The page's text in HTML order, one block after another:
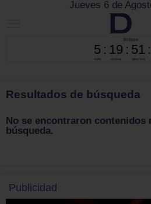
Jueves 6 de
Resultados de búsqueda
No se encontraron contenidos
búsqueda.
Publicidad